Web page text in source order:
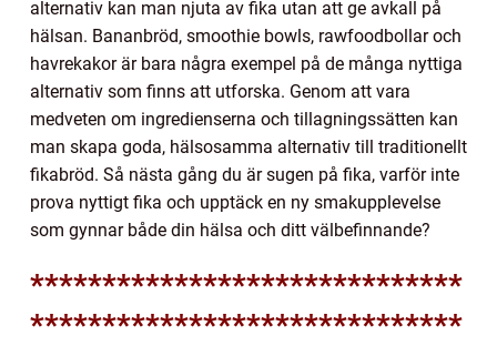
alternativ kan man njuta av fika utan att ge avkall på
hälsan. Bananbröd, smoothie bowls, rawfoodbollar och
havrekakor är bara några exempel på de många nyttiga
alternativ som finns att utforska. Genom att vara
medveten om ingredienserna och tillagningssätten kan
man skapa goda, hälsosamma alternativ till traditionellt
fikabröd. Så nästa gång du är sugen på fika, varför inte
prova nyttigt fika och upptäck en ny smakupplevelse
som gynnar både din hälsa och ditt välbefinnande?
******************************
******************************